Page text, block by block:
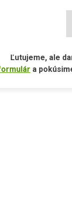
Ľutujeme, ale
a